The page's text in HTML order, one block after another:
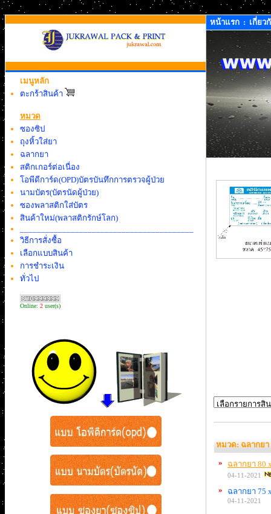
เมนูหลัก
ตะกร้าสินค้า
หมวด
ซองซิป
ถุงหิ้วใส่ยา
ฉลากยา
สติกเกอร์ต่อเนื่อง
โอพีดีการ์ด(OPD)บัตรบันทึกการตรวจผู้ป่วย
นามบัตร(บัตรนัดผู้ป่วย)
ซองพลาสติกใส่บัตร
สินค้าใหม่(พลาสติกรักษ์โลก)
วิธีการสั่งซื้อ
เลือกแบบสินค้า
การชำระเงิน
ทั่วไป
Online: 2 user(s)
หน้าแรก : เกี่ยว
หมวด: ฉลากยา
»
ฉลากยา 80
04-11-2021
» ฉลากยา 75
04-11-2021